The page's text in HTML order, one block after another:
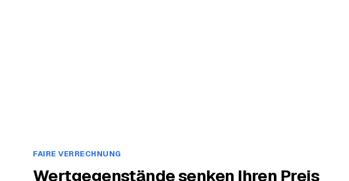
FAIRE VERRECHNUNG
Wertgegenstände senken Ihren Preis